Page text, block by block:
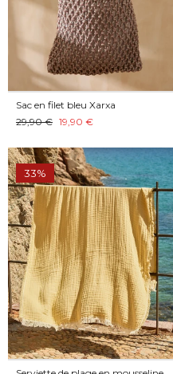
Sac en filet bleu Xarxa
29,90 € 19,90 €
33%